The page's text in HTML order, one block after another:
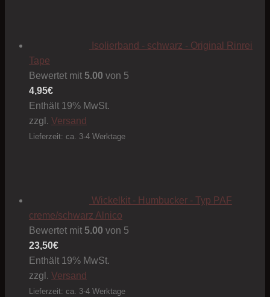
Isolierband - schwarz - Original Rinrei
Tape
Bewertet mit 5.00 von 5
4,95€
Enthält 19% MwSt.
zzgl. Versand
Lieferzeit: ca. 3-4 Werktage
Wickelkit - Humbucker - Typ PAF
creme/schwarz Alnico
Bewertet mit 5.00 von 5
23,50€
Enthält 19% MwSt.
zzgl. Versand
Lieferzeit: ca. 3-4 Werktage